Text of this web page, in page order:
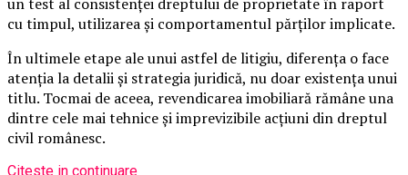
cu timpul, utilizarea și comportamentul părților implicate.
În ultimele etape ale unui astfel de litigiu, diferența o face
atenția la detalii și strategia juridică, nu doar existența unui
titlu. Tocmai de aceea, revendicarea imobiliară rămâne una
dintre cele mai tehnice și imprevizibile acțiuni din dreptul
civil românesc.
Citeste in continuare